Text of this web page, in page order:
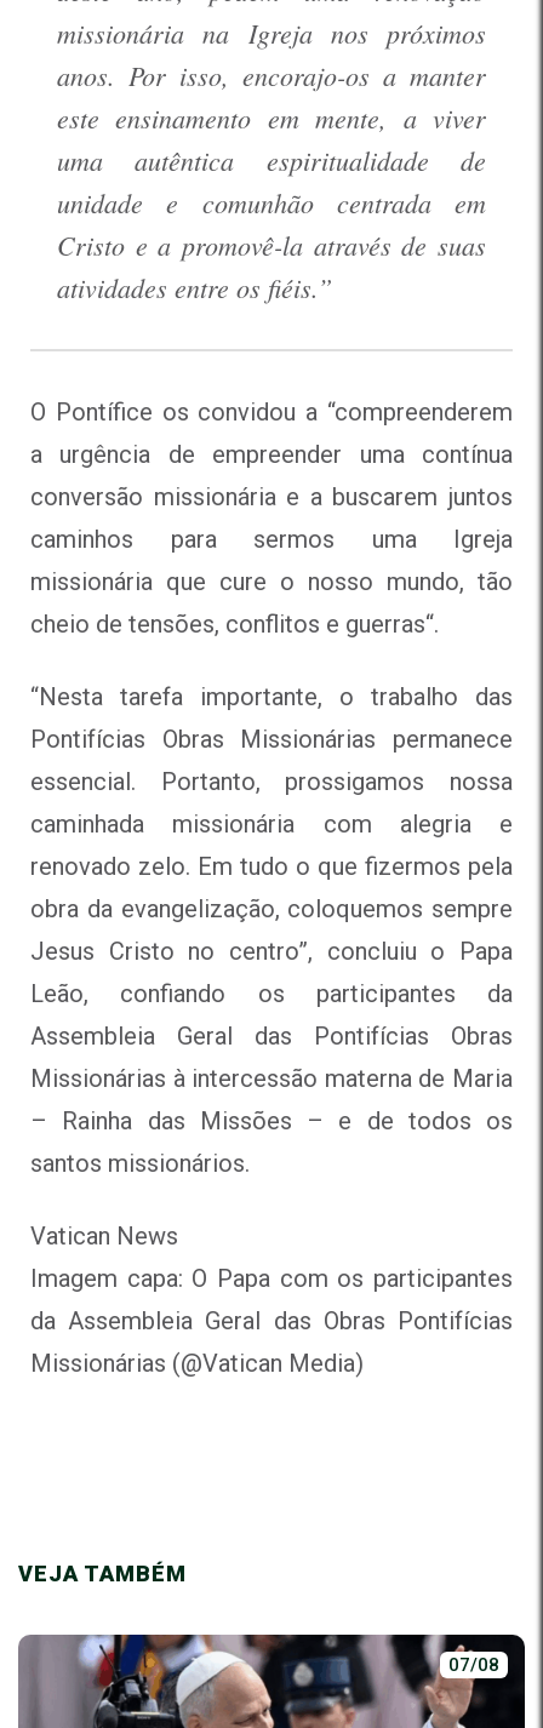
missionária na Igreja nos próximos
anos. Por isso, encorajo-os a manter
este ensinamento em mente, a viver
uma autêntica espiritualidade de
unidade e comunhão centrada em
Cristo e a promovê-la através de suas
atividades entre os fiéis.”
O Pontífice os convidou a “compreenderem
a urgência de empreender uma contínua
conversão missionária e a buscarem juntos
caminhos para sermos uma Igreja
missionária que cure o nosso mundo, tão
cheio de tensões, conflitos e guerras“.
“Nesta tarefa importante, o trabalho das
Pontifícias Obras Missionárias permanece
essencial. Portanto, prossigamos nossa
caminhada missionária com alegria e
renovado zelo. Em tudo o que fizermos pela
obra da evangelização, coloquemos sempre
Jesus Cristo no centro”, concluiu o Papa
Leão, confiando os participantes da
Assembleia Geral das Pontifícias Obras
Missionárias à intercessão materna de Maria
– Rainha das Missões – e de todos os
santos missionários.
Vatican News
Imagem capa: O Papa com os participantes
da Assembleia Geral das Obras Pontifícias
Missionárias (@Vatican Media)
VEJA TAMBÉM
07/08